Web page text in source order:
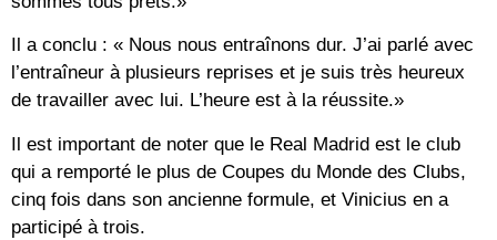
Il a conclu : « Nous nous entraînons dur. J’ai parlé avec
l’entraîneur à plusieurs reprises et je suis très heureux
de travailler avec lui. L’heure est à la réussite.»
Il est important de noter que le Real Madrid est le club
qui a remporté le plus de Coupes du Monde des Clubs,
cinq fois dans son ancienne formule, et Vinicius en a
participé à trois.